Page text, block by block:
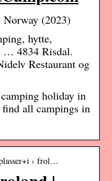
Norway (2023)
hytte,
… 4834 Risdal.
Restaurant og
holiday in
find all campings in
› frol…